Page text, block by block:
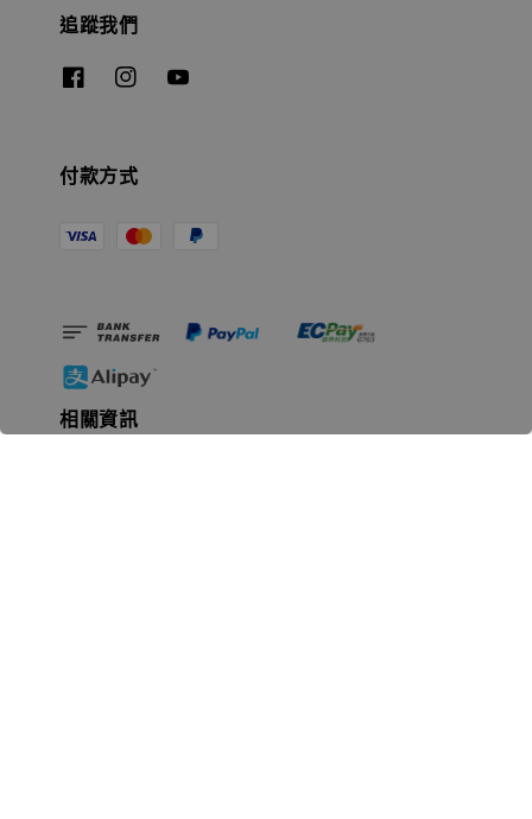
追蹤我們
付款方式
相關資訊